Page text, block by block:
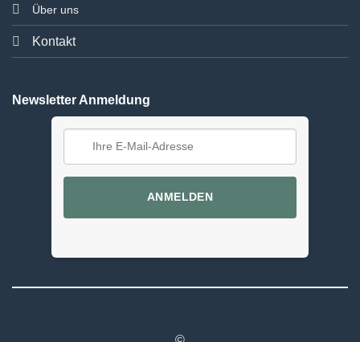
Über uns
Kontakt
Newsletter Anmeldung
ANMELDEN